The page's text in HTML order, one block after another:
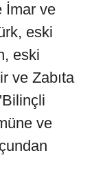
İmar ve
eski
eski
ve Zabıta
ve